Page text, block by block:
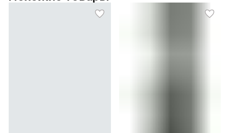
отдельностоящего холодильника без электронного
управления * Утилизация старой техники